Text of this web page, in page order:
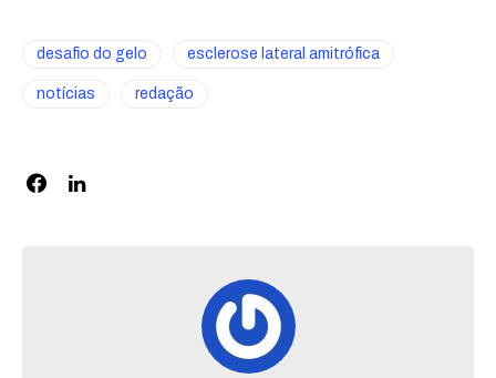
desafio do gelo esclerose lateral amitrófica
notícias redação